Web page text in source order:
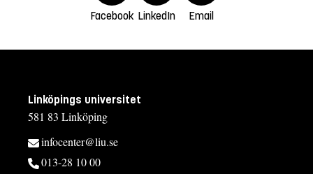
Facebook LinkedIn Email
Linköpings universitet
581 83 Linköping
infocenter@liu.se
013-28 10 00